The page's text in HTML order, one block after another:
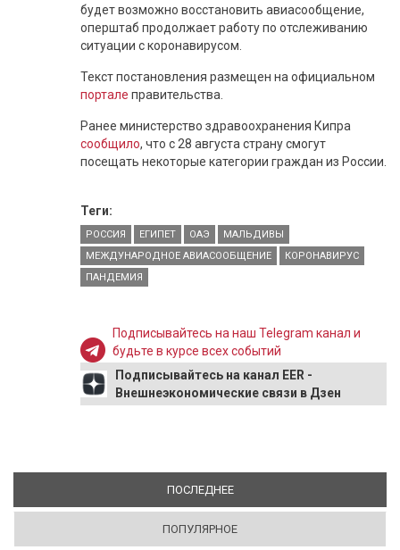
будет возможно восстановить авиасообщение,
оперштаб продолжает работу по отслеживанию
ситуации с коронавирусом.
Текст постановления размещен на официальном
портале правительства.
Ранее министерство здравоохранения Кипра
сообщило, что с 28 августа страну смогут
посещать некоторые категории граждан из России.
Теги:
РОССИЯ ЕГИПЕТ ОАЭ
МАЛЬДИВЫ
МЕЖДУНАРОДНОЕ АВИАСООБЩЕНИЕ
КОРОНАВИРУС
ПАНДЕМИЯ
Подписывайтесь на наш Telegram канал и
будьте в курсе всех событий
Подписывайтесь на канал EER -
Внешнеэкономические связи в Дзен
ПОСЛЕДНЕЕ(АКТИВНАЯ ВКЛАДКА)
ПОПУЛЯРНОЕ